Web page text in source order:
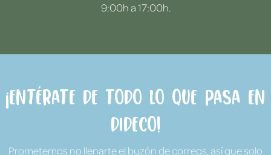
9:00h a 17:00h.
¡Entérate de todo lo que pasa en
Dideco!
Prometemos no llenarte el buzón de correos, así que solo